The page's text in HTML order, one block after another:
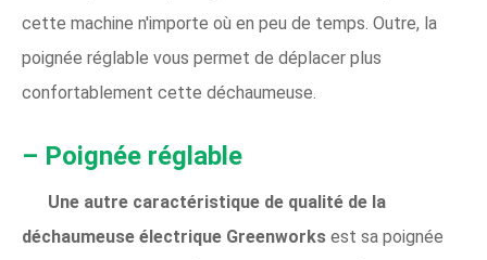
cette machine n'importe où en peu de temps. Outre, la
poignée réglable vous permet de déplacer plus
confortablement cette déchaumeuse.
– Poignée réglable
Une autre caractéristique de qualité de la
déchaumeuse électrique Greenworks est sa poignée